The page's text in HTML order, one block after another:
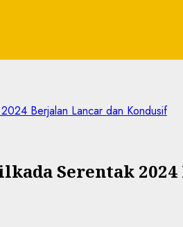
Berjalan Lancar dan Kondusif
Serentak